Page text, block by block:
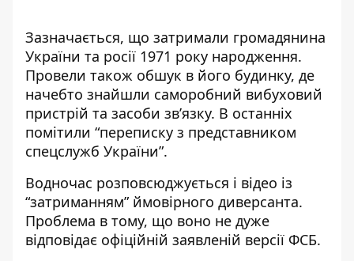
Зазначається, що затримали громадянина
України та росії 1971 року народження.
Провели також обшук в його будинку, де
начебто знайшли саморобний вибуховий
пристрій та засоби зв’язку. В останніх
помітили “переписку з представником
спецслужб України”.
Водночас розповсюджується і відео із
“затриманням” ймовірного диверсанта.
Проблема в тому, що воно не дуже
відповідає офіційній заявленій версії ФСБ.